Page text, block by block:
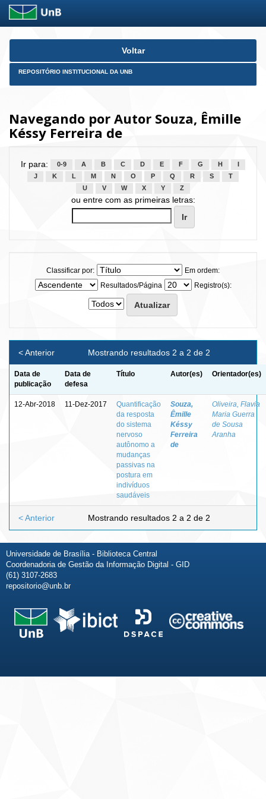
Skip
Voltar
REPOSITÓRIO INSTITUCIONAL DA UNB
Navegando por Autor Souza, Êmille
Késsy Ferreira de
Ir para: 0-9 A B C D E F G H
J
K L M N O P Q R S
T
U
V W X Y Z
ou entre com as primeiras letras:
Classificar por:
Em ordem:
Resultados/Página
Registro(s):
Mostrando resultados 2 a 2 de 2
< Anterior
Data de
publicação
Data de
defesa
Título Autor(es) Orientador(es)
12-Abr-2018 11-Dez-2017
Quantificação
da resposta
do sistema
nervoso
autônomo a
mudanças
passivas na
postura em
indivíduos
saudáveis
Souza,
Êmille
Késsy
Ferreira
de
Oliveira, Flavia
Maria Guerra
de Sousa
Aranha
Mostrando resultados 2 a 2 de 2
< Anterior
Universidade de Brasília - Biblioteca Central
Coordenadoria de Gestão da Informação Digital - GID
(61) 3107-2683
repositorio@unb.br